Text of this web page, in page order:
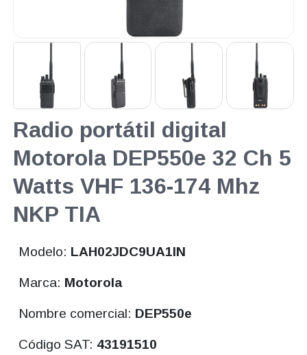
Radio portátil digital
Motorola DEP550e 32 Ch 5
Watts VHF 136-174 Mhz
NKP TIA
Modelo: LAH02JDC9UA1IN
Marca: Motorola
Nombre comercial: DEP550e
Código SAT: 43191510